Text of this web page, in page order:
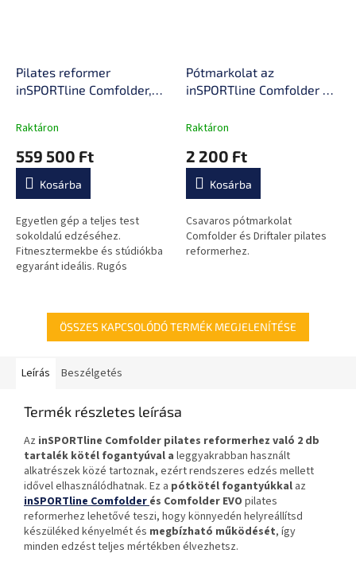
Pilates reformer
inSPORTline Comfolder,
praktikus, összecsukható,
ellenállás, ALU váz, súly
68kg
Raktáron
559 500 Ft
Kosárba
Egyetlen gép a teljes test
sokoldalú edzéséhez.
Fitnesztermekbe és stúdiókba
egyaránt ideális. Rugós
masszív alumínium...
Pótmarkolat az
inSPORTline Comfolder és
reformerhez
Raktáron
2 200 Ft
Kosárba
Csavaros pótmarkolat
Comfolder és Driftaler pilates
reformerhez.
ÖSSZES KAPCSOLÓDÓ TERMÉK MEGJELENÍTÉSE
Leírás Beszélgetés
Termék részletes leírása
Az inSPORTline Comfolder pilates reformerhez való 2 db
tartalék kötél fogantyúval a leggyakrabban használt
alkatrészek közé tartoznak, ezért rendszeres edzés mellett
idővel elhasználódhatnak. Ez a pótkötél fogantyúkkal az
inSPORTline Comfolder és Comfolder EVO pilates
reformerhez lehetővé teszi, hogy könnyedén helyreállítsd
készüléked kényelmét és megbízható működését, így
minden edzést teljes mértékben élvezhetsz.